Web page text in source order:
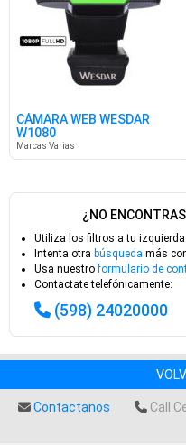
CÁMARA WEB WESDAR
W1080
Marcas Varias
¿NO
Utiliza los filtros a tu izquierda.
Intenta otra búsqueda más
Usa nuestroformulario de
Contactate telefónicamente:
(598) 24020000
Contactanos Call